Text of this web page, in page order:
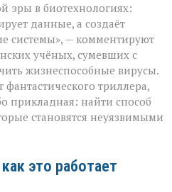
научился
писать
вирусы — но
не
для
разрушения,
а
для
спасения»
эры в биотехнологиях:
данные, а создаёт
системы», — комментируют
учёных, сумевших с
жизнеспособные вирусы.
фантастического триллера,
прикладная: найти способ
становятся неуязвимыми
это работает